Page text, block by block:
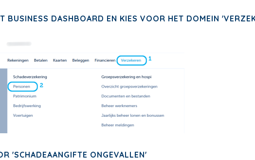
BUSINESS DASHBOARD EN KIES VOOR HET DOMEIN
'SCHADEAANGIFTE ONGEVALLEN'